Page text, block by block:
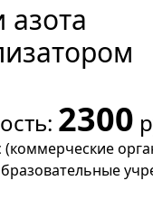
2300
(коммерческие